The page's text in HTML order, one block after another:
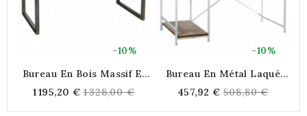
-10%
Bureau En Bois Massif Et
1 195,20 € Regular
price
1 328,00 €
-10%
Bureau En Métal Laqué
457,92 € Regular
price
508,80 €